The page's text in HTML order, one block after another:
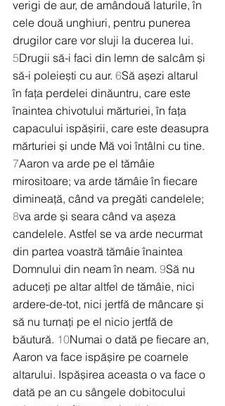
verigi de aur, de amândouă laturile, în
cele două unghiuri, pentru punerea
drugilor care vor sluji la ducerea lui.
5Drugii să-i faci din lemn de salcâm și
să-i poleiești cu aur. 6Să așezi altarul
în fața perdelei dinăuntru, care este
înaintea chivotului mărturiei, în fața
capacului ispășirii, care este deasupra
mărturiei și unde Mă voi întâlni cu tine.
7Aaron va arde pe el tămâie
mirositoare; va arde tămâie în fiecare
dimineață, când va pregăti candelele;
8va arde și seara când va așeza
candelele. Astfel se va arde necurmat
din partea voastră tămâie înaintea
Domnului din neam în neam. 9Să nu
aduceți pe altar altfel de tămâie, nici
ardere-de-tot, nici jertfă de mâncare și
să nu turnați pe el nicio jertfă de
băutură. 10Numai o dată pe fiecare an,
Aaron va face ispășire pe coarnele
altarului. Ispășirea aceasta o va face o
dată pe an cu sângele dobitocului